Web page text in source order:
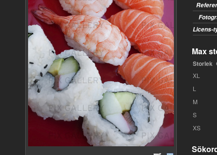
Licens-
Max
Storlek
XL
L
M
S
XS